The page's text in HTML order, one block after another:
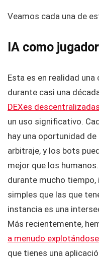
Veamos cada una de
IA como
Esta es en realidad
durante casi una
DEXes
un uso significativo.
hay una oportunidad
arbitraje, y los bots
mejor que los
durante mucho
simples que las que
instancia es una
Más recientemente,
a menudo
que tienes una